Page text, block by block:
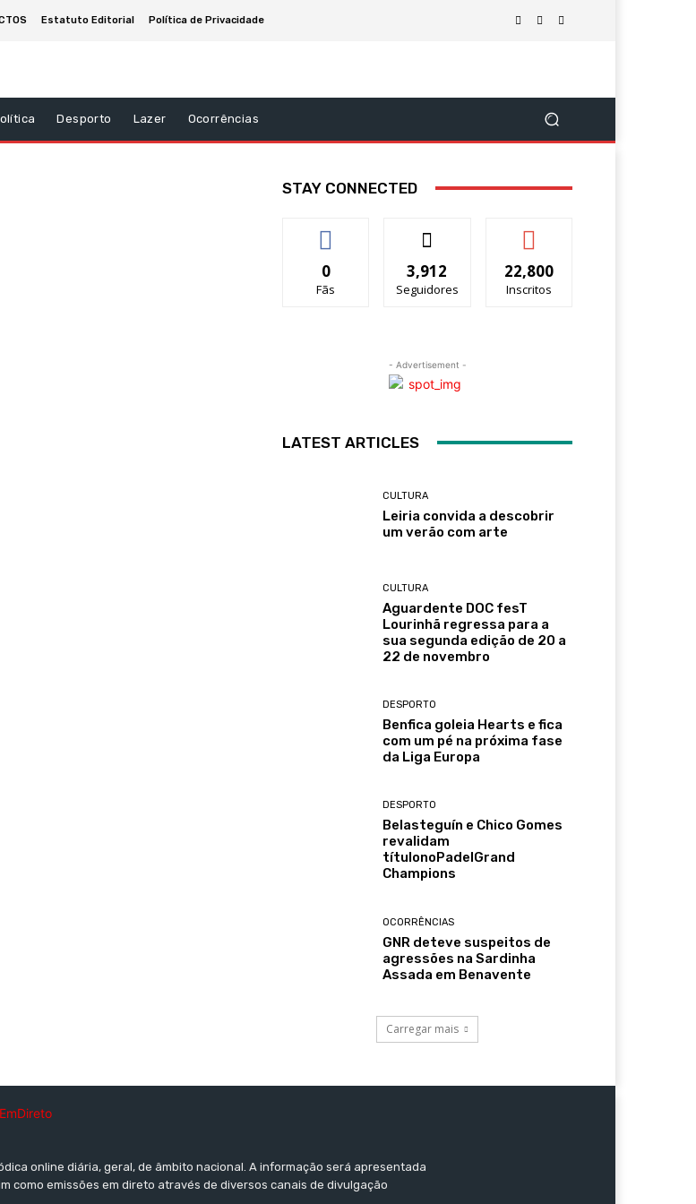
Estatuto Editorial Política de Privacidade
Desporto Lazer Ocorrências
STAY CONNECTED
0
Fãs
3,912
Seguidores
22,800
Inscritos
- Advertisement -
LATEST ARTICLES
CULTURA
Leiria convida a descobrir
um verão com arte
CULTURA
Aguardente DOC fesT
Lourinhã regressa para a
sua segunda edição de 20 a
22 de novembro
DESPORTO
Benfica goleia Hearts e fica
com um pé na próxima fase
da Liga Europa
DESPORTO
Belasteguín e Chico Gomes
revalidam
títulonoPadelGrand
Champions
OCORRÊNCIAS
GNR deteve suspeitos de
agressões na Sardinha
Assada em Benavente
Carregar mais
online diária, geral, de âmbito nacional. A informação será apresentada
como emissões em direto através de diversos canais de divulgação